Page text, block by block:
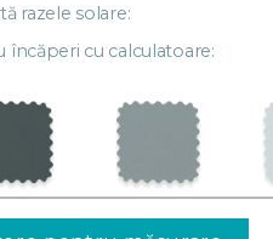
razele solare:
încăperi cu calculatoare: